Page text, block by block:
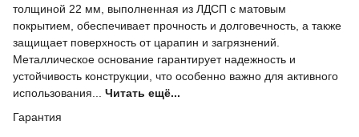
толщиной 22 мм, выполненная из ЛДСП с матовым
покрытием, обеспечивает прочность и долговечность, а также
защищает поверхность от царапин и загрязнений.
Металлическое основание гарантирует надежность и
устойчивость конструкции, что особенно важно для активного
использования... Читать ещё...
Гарантия